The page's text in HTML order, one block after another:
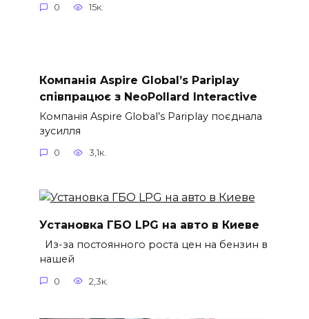
0 15к.
Компанія Aspire Global’s Pariplay
співпрацює з NeoPollard Interactive
Компанія Aspire Global’s Pariplay поєднала
зусилля
0 3,1к.
Установка ГБО LPG на авто в Киеве
Из-за постоянного роста цен на бензин в
нашей
0 2,3к.